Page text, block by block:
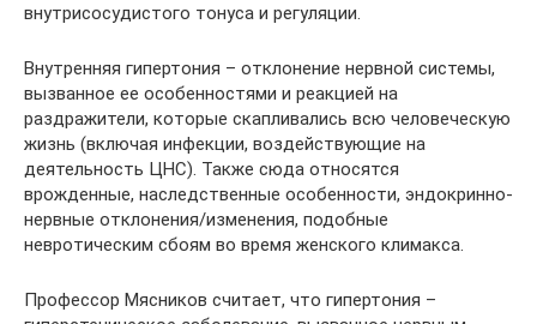
внутрисосудистого тонуса и регуляции.
Внутренняя гипертония – отклонение нервной системы,
вызванное ее особенностями и реакцией на
раздражители, которые скапливались всю человеческую
жизнь (включая инфекции, воздействующие на
деятельность ЦНС). Также сюда относятся
врожденные, наследственные особенности, эндокринно-
нервные отклонения/изменения, подобные
невротическим сбоям во время женского климакса.
Профессор Мясников считает, что гипертония –